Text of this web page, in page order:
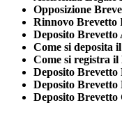
Opposizione
Rinnovo Brevetto
Deposito Brevetto
Come si deposita
Come si registra il
Deposito Brevetto
Deposito Brevetto
Deposito Brevetto